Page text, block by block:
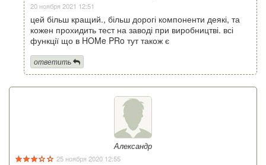
20 ноября 2021 12:51
цей більш кращий., більш дорогі компоненти деякі, та
кожен прохидить тест на заводі при виробництві. всі
функції що в HOMe PRo тут також є
ответить
Александр
25 ноября 2020 12:55